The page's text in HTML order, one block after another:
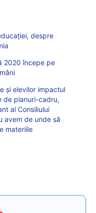
despre
2020 începe pe
și elevilor impactul
de planuri-cadru,
al Consiliului
avem de unde să
materiile